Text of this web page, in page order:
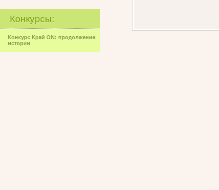
Конкурсы:
Конкурс Край ON: продолжение
истории